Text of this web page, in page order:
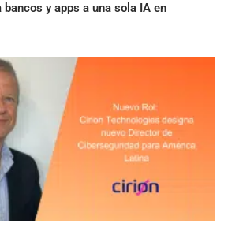
y apps a una sola IA en